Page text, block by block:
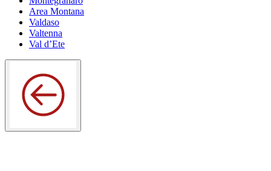
Area Montana
Valdaso
Valtenna
Val d’Ete